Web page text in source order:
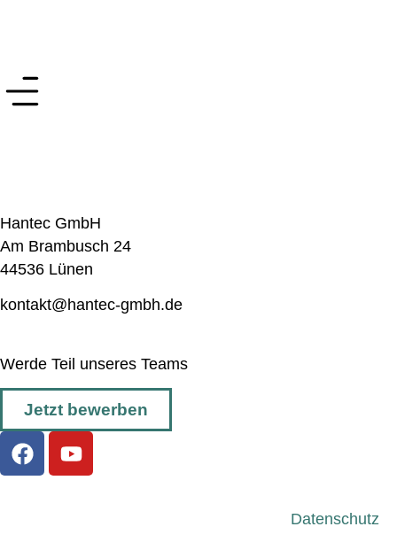
Hantec GmbH
Am Brambusch 24
44536 Lünen
kontakt@hantec-gmbh.de
Werde Teil unseres Teams
Jetzt bewerben
Datenschutz